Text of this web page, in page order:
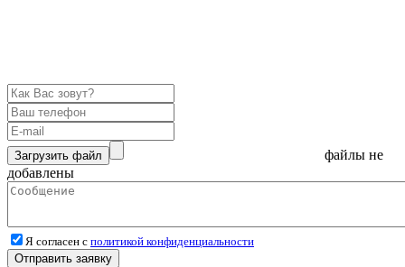
Загрузить файл
файлы не
добавлены
Я согласен с политикой конфиденциальности
Отправить заявку